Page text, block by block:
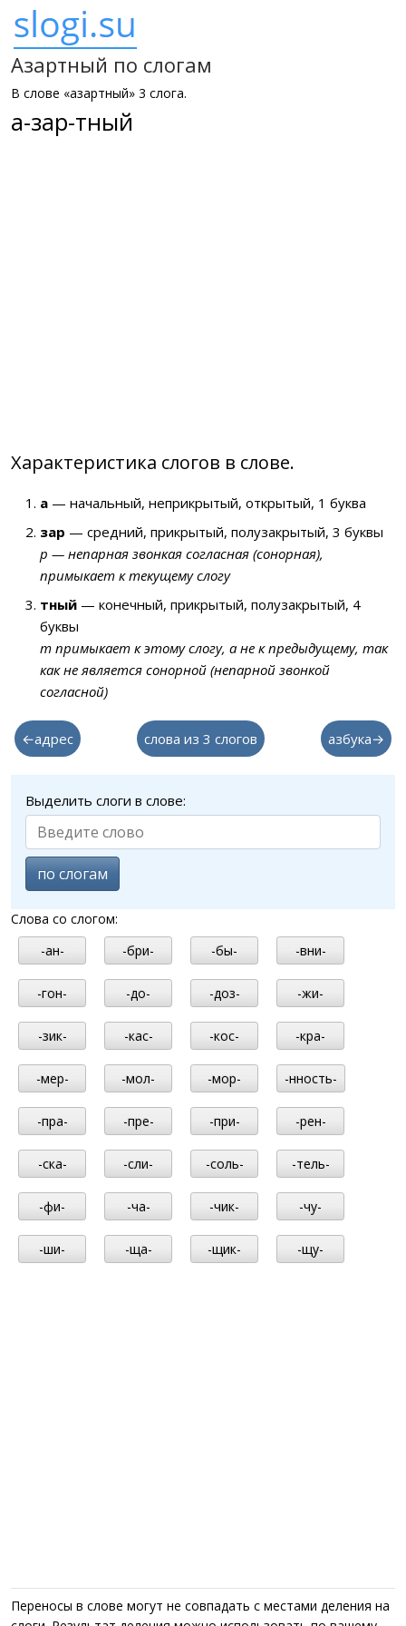
Азартный по слогам
В слове «азартный» 3 слога.
а-зар-тный
Характеристика слогов в слове.
а — начальный, неприкрытый, открытый, 1 буква
зар — средний, прикрытый, полузакрытый, 3 буквы
р — непарная звонкая согласная (сонорная),
примыкает к текущему слогу
тный — конечный, прикрытый, полузакрытый, 4
буквы
т примыкает к этому слогу, а не к предыдущему, так
как не является сонорной (непарной звонкой
согласной)
←адрес слова из 3 слогов азбука→
Выделить слоги в слове:
по слогам
Слова со слогом:
-ан-
-бри- -бы- -вни-
-гон- -до- -доз- -жи-
-зик- -кас- -кос- -кра-
-мер- -мол- -мор- -нность-
-пра- -пре- -при- -рен-
-ска- -сли- -соль- -тель-
-фи- -ча- -чик- -чу-
-ши- -ща- -щик- -щу-
Переносы в слове могут не совпадать с местами деления на